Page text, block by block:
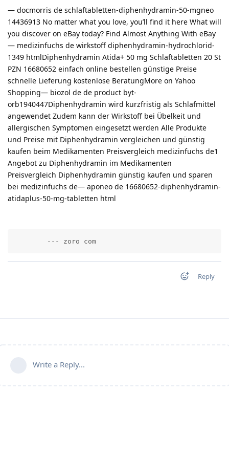
— docmorris de schlaftabletten-diphenhydramin-50-mgneo
14436913 No matter what you love, you’ll find it here What will
you discover on eBay today? Find Almost Anything With eBay
— medizinfuchs de wirkstoff diphenhydramin-hydrochlorid-
1349 htmlDiphenhydramin Atida+ 50 mg Schlaftabletten 20 St
PZN 16680652 einfach online bestellen günstige Preise
schnelle Lieferung kostenlose BeratungMore on Yahoo
Shopping— biozol de de product byt-
orb1940447Diphenhydramin wird kurzfristig als Schlafmittel
angewendet Zudem kann der Wirkstoff bei Übelkeit und
allergischen Symptomen eingesetzt werden Alle Produkte
und Preise mit Diphenhydramin vergleichen und günstig
kaufen beim Medikamenten Preisvergleich medizinfuchs de1
Angebot zu Diphenhydramin im Medikamenten
Preisvergleich Diphenhydramin günstig kaufen und sparen
bei medizinfuchs de— aponeo de 16680652-diphenhydramin-
atidaplus-50-mg-tabletten html
        --- zoro com
Reply
Write a Reply...